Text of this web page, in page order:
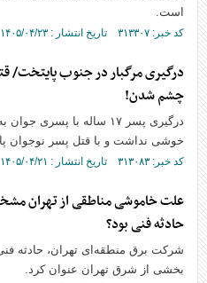
است.
کد خبر: ۳۱۳۳۰۷ تاریخ انتشار : ۱۴۰۵/۰۴/۲۳
درگیری مرگبار در جنوب پایتخت/
چشم شدن!
درگیری پسر ۱۷ ساله با
خوشی نداشت و با قتل پسر نوجوان
کد خبر: ۳۱۳۰۸۳ تاریخ انتشار : ۱۴۰۵/۰۴/۲۱
علت خاموشی مناطقی از تهران
حادثه فنی بود؟
شرکت برق منطقه‌ای تهران، حادثه
بخشی از شرق تهران عنوان کرد.